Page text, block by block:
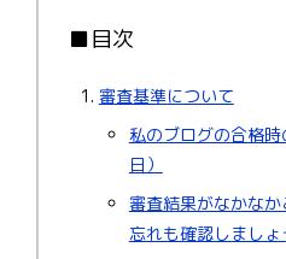
■目次
審査基準について
私のブログの合格
日）
審査結果がなかな
忘れも確認しましょ